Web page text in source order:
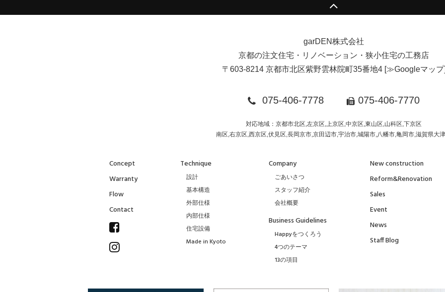
garDEN株式会社
京都の注文住宅・リノベーション・狭小住宅の工務店
〒603-8214 京都市北区紫野雲林院町35番地4[≫Googleマップ
075-406-7778 075-406-7770
対応地域：京都市北区,左京区,上京区,中京区,東山区,山科区,下京区
南区,右京区,西京区,伏見区,長岡京市,京田辺市,宇治市,城陽市,八幡市,亀岡市,滋賀県大
Concept
Warranty
Flow
Contact
Technique
設計
基本構造
外部仕様
内部仕様
住宅設備
Made in Kyoto
Company
ごあいさつ
スタッフ紹介
会社概要
Business Guidelines
Happyをつくろう
4つのテーマ
13の項目
New construction
Reform&Renovation
Sales
Event
News
Staff Blog